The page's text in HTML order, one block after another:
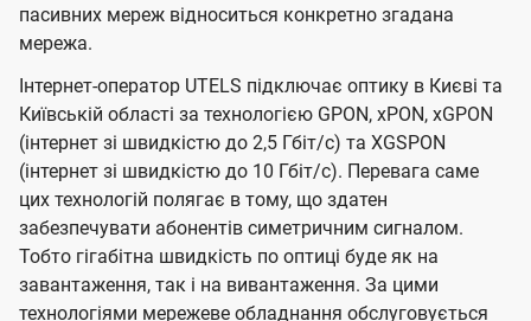
пасивних мереж відноситься конкретно згадана
мережа.
Інтернет-оператор UTELS підключає оптику в Києві та
Київській області за технологією GPON, xPON, xGPON
(інтернет зі швидкістю до 2,5 Гбіт/с) та XGSPON
(інтернет зі швидкістю до 10 Гбіт/с). Перевага саме
цих технологій полягає в тому, що здатен
забезпечувати абонентів симетричним сигналом.
Тобто гігабітна швидкість по оптиці буде як на
завантаження, так і на вивантаження. За цими
технологіями мережеве обладнання обслуговується